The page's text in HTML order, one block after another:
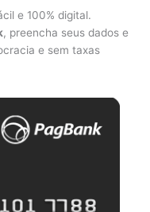
e 100% digital.
, preencha seus dados e
e sem taxas